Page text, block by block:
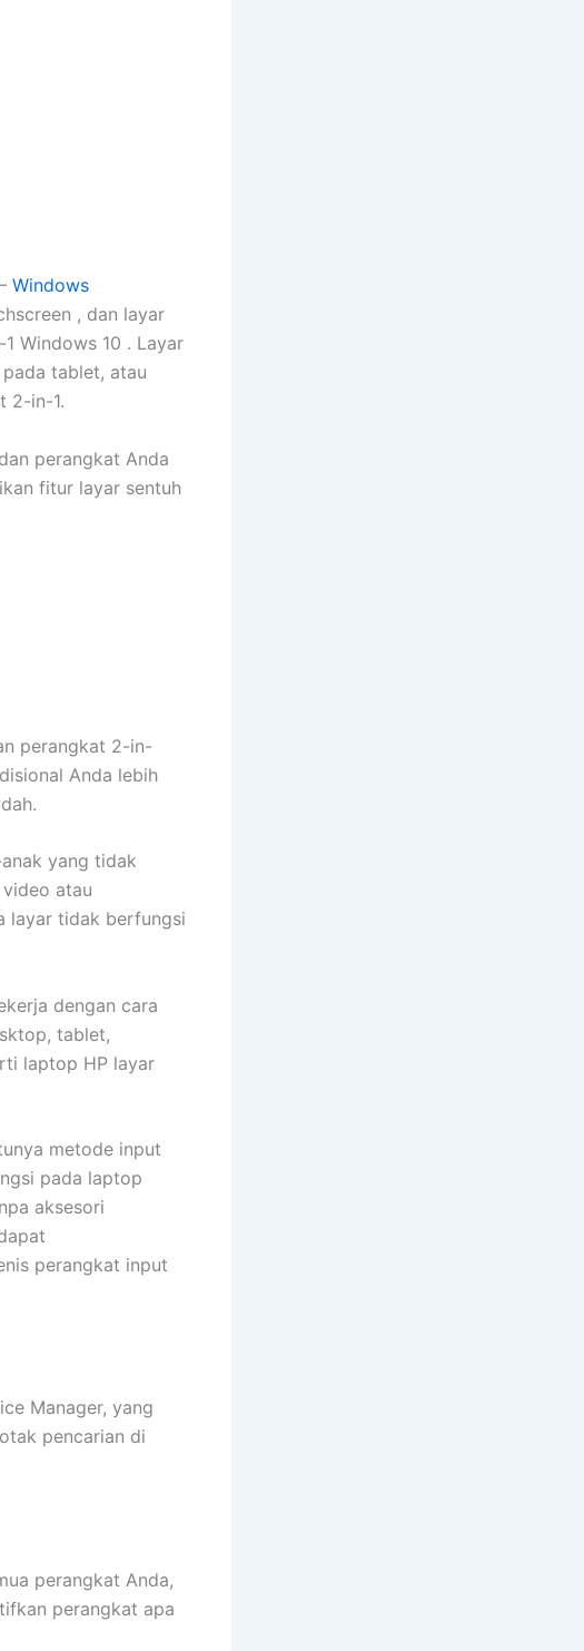
Windows
, dan layar
Windows 10 . Layar
tablet, atau
2-in-1.
perangkat Anda
fitur layar sentuh
perangkat 2-in-
Anda lebih
yang tidak
atau
layar tidak berfungsi
dengan cara
tablet,
laptop HP layar
metode input
pada laptop
aksesori
perangkat input
Manager, yang
pencarian di
perangkat Anda,
perangkat apa